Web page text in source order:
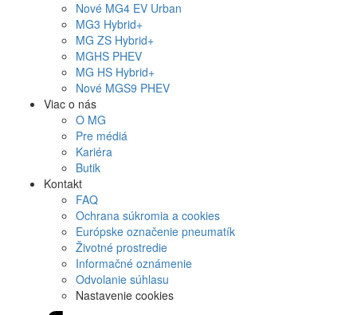
Nové MG4 EV Urban
MG3 Hybrid+
MG ZS Hybrid+
MGHS PHEV
MG HS Hybrid+
Nové MGS9 PHEV
Viac o nás
O MG
Pre médiá
Kariéra
Butik
Kontakt
FAQ
Ochrana súkromia a cookies
Európske označenie pneumatík
Životné prostredie
Informačné oznámenie
Odvolanie súhlasu
Nastavenie cookies